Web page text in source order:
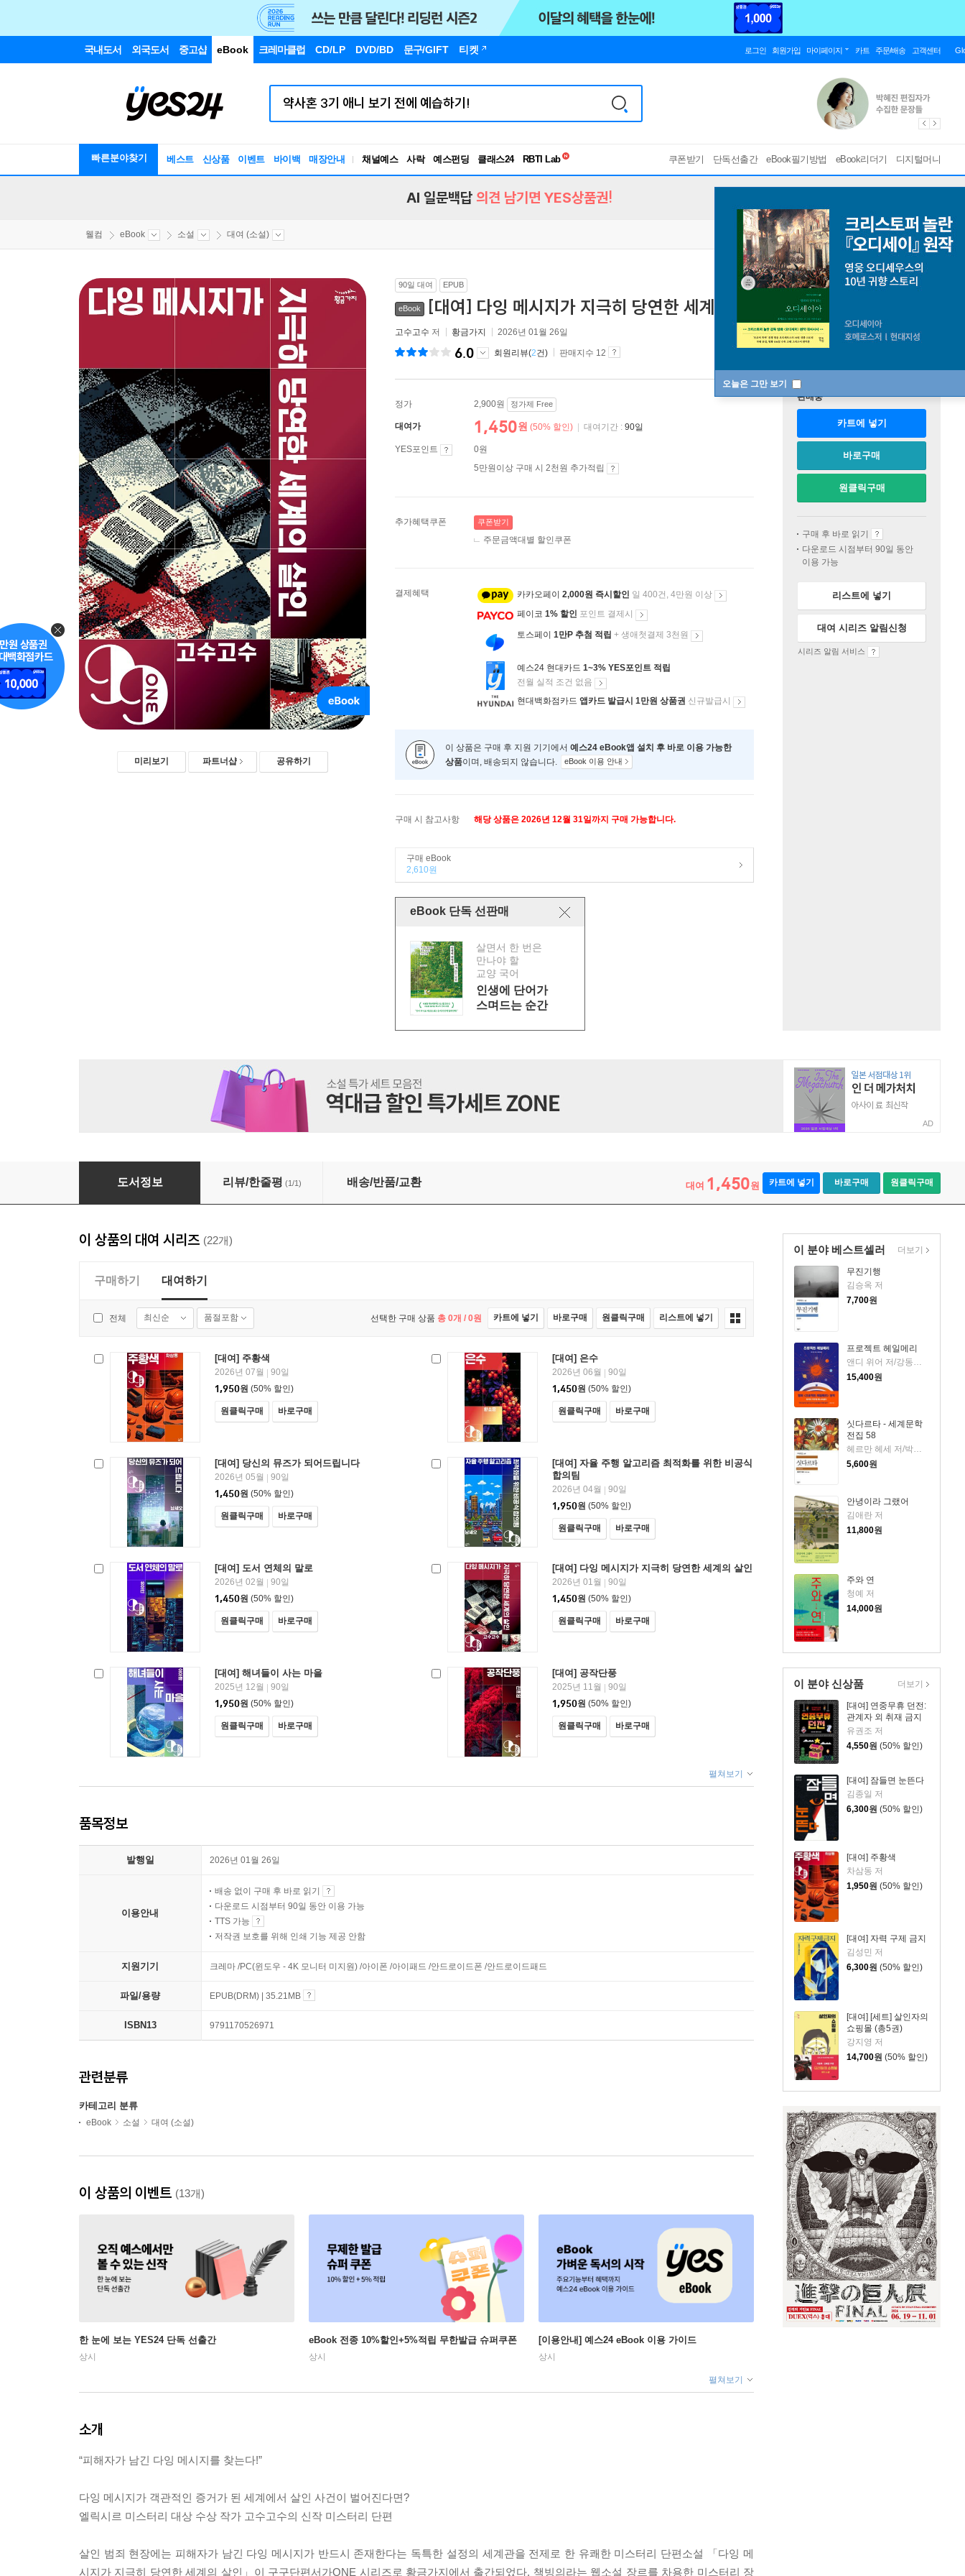
국내도서 외국도서 중고샵 eBook 크레마클럽 CD/LP DVD/BD 문구/GIFT 티켓 로그인 회원가입 마이페이지 카트 주문/배송 고객센터
빠른분야찾기 베스트 신상품 이벤트 바이백 매장안내 채널예스 사락 예스펀딩 클래스24
독서유형검사
쿠폰받기 단독선출간 eBook필기방법 eBook리더기 디지털머니
오늘은 그만 보기
AI 일문백답 의견 남기면 YES상품권!
웰컴 eBook 소설 대여 (소설)
미리보기 파트너샵 공유하기
90일 대여 EPUB
eBook [대여] 다잉 메시지가 지극히 당연한 세계의 살인 [ EPUB ]
고수고수 저 황금가지 2026년 01월 26일
6.0 회원리뷰(2건) 판매지수 12
정가 2,900원 정가제 Free
대여가 1,450원 (50% 할인) 대여기간 : 90일
YES포인트
0원
5만원이상 구매 시 2천원 추가적립
추가혜택쿠폰 쿠폰받기
주문금액대별 할인쿠폰
결제혜택 카카오페이 2,000원 즉시할인 일 400건, 4만원 이상
페이코 1% 할인 포인트 결제시
토스페이 1만P 추첨 적립 + 생애첫결제 3천원
예스24 현대카드 1~3% YES포인트 적립
전월 실적 조건 없음
현대백화점카드 앱카드 발급시 1만원 상품권 신규발급시
이 상품은 구매 후 지원 기기에서 예스24 eBook앱 설치 후 바로 이용 가능한
상품이며, 배송되지 않습니다. eBook 이용 안내
구매 시 참고사항 해당 상품은 2026년 12월 31일까지 구매 가능합니다.
구매 eBook
2,610원
eBook 단독 선판매
살면서 한 번은
만나야 할
교양 국어
인생에 단어가
스며드는 순간
판매중
카트에 넣기
바로구매
원클릭구매
구매 후 바로 읽기
다운로드 시점부터 90일 동안
이용 가능
리스트에 넣기
대여 시리즈 알림신청
시리즈 알림 서비스
AD
[대여] 다잉 메시지가 지극히 당연한 세계의 살인
도서정보 리뷰/한줄평 (1/1) 배송/반품/교환 대여 1,450원 카트에 넣기 바로구매 원클릭구매
이 분야 베스트셀러
무진기행
김승옥 저
7,700원
프로젝트 헤일메리
앤디 위어 저/강동혁 역
15,400원
싯다르타 - 세계문학
전집 58
5,600원
안녕이라 그랬어
김애란 저
11,800원
주와 연
청예 저
14,000원
더보기
이 분야 신상품
[대여] 연중무휴 던전:
관계자 외 취재 금지
유권조 저
4,550원 (50% 할인)
[대여] 잠들면 눈뜬다
김종일 저
6,300원 (50% 할인)
[대여] 주황색
차삼동 저
1,950원 (50% 할인)
[대여] 자력 구제 금지
김성민 저
6,300원 (50% 할인)
[대여] [세트] 살인자의
쇼핑몰 (총5권)
강지영 저
14,700원 (50% 할인)
더보기
이 상품의 대여 시리즈 (22개)
구매하기 대여하기
전체 최신순 품절포함 선택한 구매 상품 총 0개 / 0원 카트에 넣기 바로구매 원클릭구매 리스트에 넣기
[대여] 주황색
2026년 07월 | 90일
1,950원 (50% 할인)
원클릭구매 바로구매
[대여] 은수
2026년 06월 | 90일
1,450원 (50% 할인)
원클릭구매 바로구매
[대여] 당신의 뮤즈가 되어드립니다
2026년 05월 | 90일
1,450원 (50% 할인)
원클릭구매 바로구매
[대여] 자율 주행 알고리즘 최적화를 위한 비공식
합의팀
2026년 04월 | 90일
1,950원 (50% 할인)
원클릭구매 바로구매
[대여] 도서 연체의 말로
2026년 02월 | 90일
1,450원 (50% 할인)
원클릭구매 바로구매
[대여] 다잉 메시지가 지극히 당연한 세계의 살인
2026년 01월 | 90일
1,450원 (50% 할인)
원클릭구매 바로구매
[대여] 해녀들이 사는 마을
2025년 12월 | 90일
1,950원 (50% 할인)
원클릭구매 바로구매
[대여] 공작단풍
2025년 11월 | 90일
1,950원 (50% 할인)
원클릭구매 바로구매
펼쳐보기
품목정보
발행일 2026년 01월 26일
이용안내
배송 없이 구매 후 바로 읽기
다운로드 시점부터 90일 동안 이용 가능
TTS 가능
저작권 보호를 위해 인쇄 기능 제공 안함
지원기기 크레마 /PC(윈도우 - 4K 모니터 미지원) /아이폰 /아이패드 /안드로이드폰 /안드로이드패드
파일/용량 EPUB(DRM) | 35.21MB
ISBN13 9791170526971
관련분류
카테고리 분류
eBook 소설 대여 (소설)
이 상품의 이벤트 (13개)
한 눈에 보는 YES24 단독 선출간
상시
eBook 전종 10%할인+5%적립 무한발급 슈퍼쿠폰
상시
[이용안내] 예스24 eBook 이용 가이드
상시
펼쳐보기
소개
“피해자가 남긴 다잉 메시지를 찾는다!”
다잉 메시지가 객관적인 증거가 된 세계에서 살인 사건이 벌어진다면?
엘릭시르 미스터리 대상 수상 작가 고수고수의 신작 미스터리 단편
살인 범죄 현장에는 피해자가 남긴 다잉 메시지가 반드시 존재한다는 독특한 설정의 세계관을 전제로 한 유쾌한 미스터리 단편소설 「다잉 메
시지가 지극히 당연한 세계의 살인」이 구구단편서가ONE 시리즈로 황금가지에서 출간되었다. 책빙의라는 웹소설 장르를 차용한 미스터리 장